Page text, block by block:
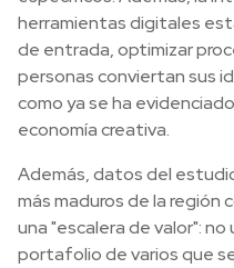
herramientas digitales
de entrada, optimizar
personas conviertan sus
como ya se ha
economía creativa.
Además, datos del
más maduros de la región
una "escalera de valor":
portafolio de varios que